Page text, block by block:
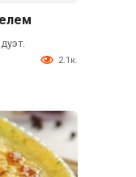
2.1к.